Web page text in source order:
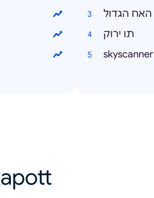
האח הגדול
תו ירוק
skyscanner